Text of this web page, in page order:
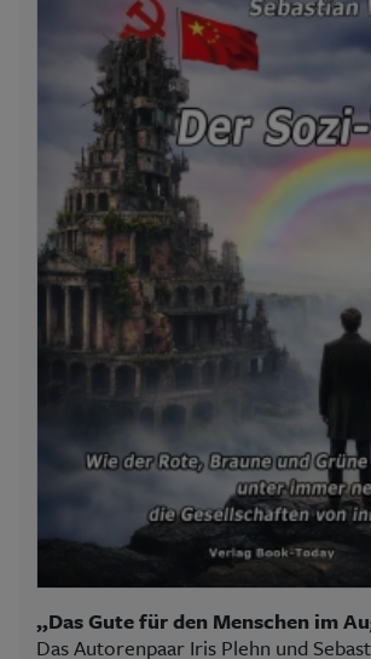
„Das Gute für den Menschen im
Das Autorenpaar Iris Plehn und